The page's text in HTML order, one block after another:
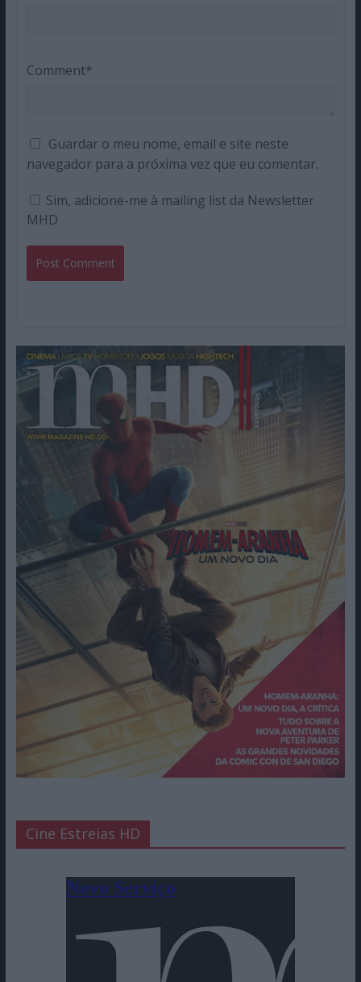
Comment*
Guardar o meu nome, email e site neste
navegador para a próxima vez que eu comentar.
Sim, adicione-me à mailing list da Newsletter
MHD
Cine Estreias HD